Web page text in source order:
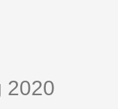
2020